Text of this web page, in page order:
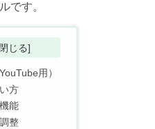
です。
用）
方
能
整